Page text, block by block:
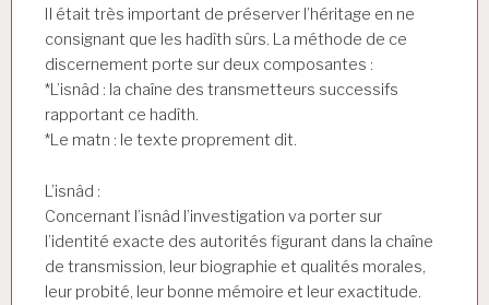
Il était très important de préserver l’héritage en ne
consignant que les hadîth sûrs. La méthode de ce
discernement porte sur deux composantes :
*L’isnâd : la chaîne des transmetteurs successifs
rapportant ce hadîth.
*Le matn : le texte proprement dit.
L’isnâd :
Concernant l’isnâd l’investigation va porter sur
l’identité exacte des autorités figurant dans la chaîne
de transmission, leur biographie et qualités morales,
leur probité, leur bonne mémoire et leur exactitude.